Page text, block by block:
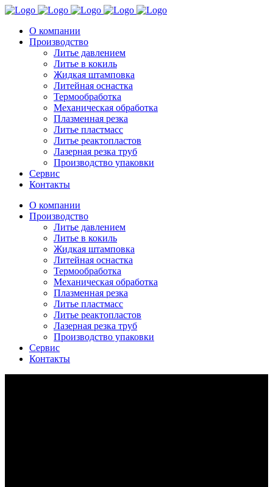
О компании
Производство
Литье давлением
Литье в кокиль
Жидкая штамповка
Литейная оснастка
Термообработка
Механическая обработка
Плазменная резка
Литье пластмасс
Литье реактопластов
Лазерная резка труб
Производство упаковки
Сервис
Контакты
О компании
Производство
Литье давлением
Литье в кокиль
Жидкая штамповка
Литейная оснастка
Термообработка
Механическая обработка
Плазменная резка
Литье пластмасс
Литье реактопластов
Лазерная резка труб
Производство упаковки
Сервис
Контакты